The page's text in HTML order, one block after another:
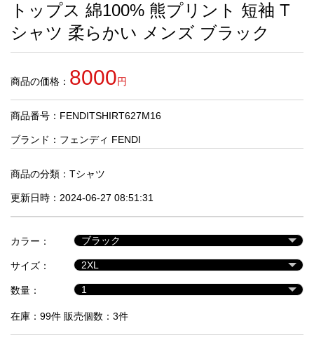
す
め
商
人
気
商
セ
ル
品
トップス 綿100% 熊プリント 短袖 T
シャツ 柔らかい メンズ ブラック
商品の価格： 8000円
商品番号：FENDITSHIRT627M16
ブランド： フェンディ FENDI
商品の分類： Tシャツ
更新日時：2024-06-27 08:51:31
カラー：
サイズ：
数量：
在庫：99件 販売個数：3件